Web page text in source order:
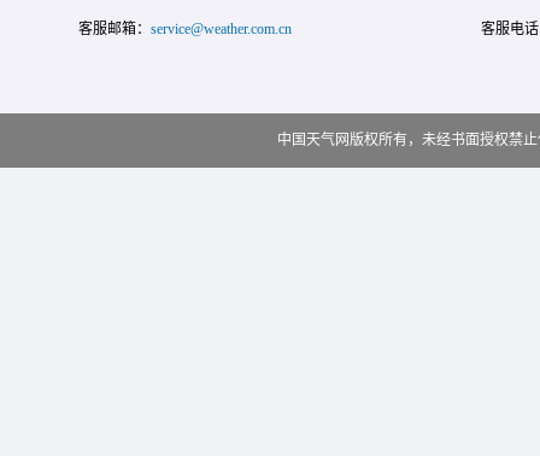
客服邮箱： service@weather.com.cn 客服电
中国天气网版权所有，未经书面授权